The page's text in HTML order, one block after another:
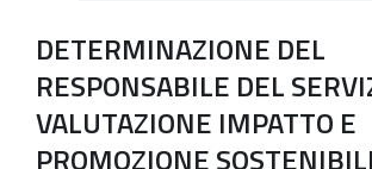
DETERMINAZIONE DEL
RESPONSABILE DEL
VALUTAZIONE IMPATTO E
PROMOZIONE